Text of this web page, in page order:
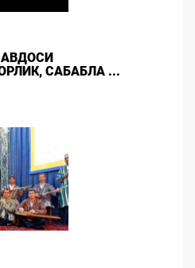
САБАБЛА ...